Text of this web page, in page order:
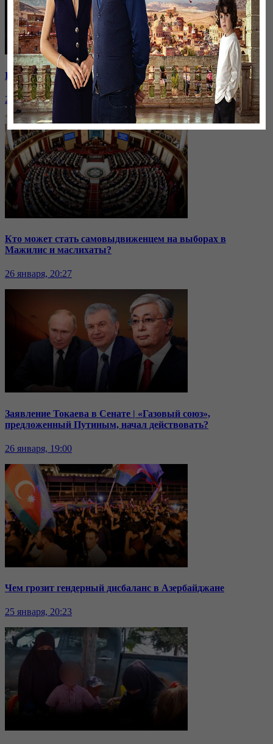
Премия «Оскар»: кто заберет награду?
26 января, 20:27
Кто может стать самовыдвиженцем на выборах в
Мажилис и маслихаты?
26 января, 20:27
Заявление Токаева в Сенате | «Газовый союз»,
предложенный Путиным, начал действовать?
26 января, 19:00
Чем грозит гендерный дисбаланс в Азербайджане
25 января, 20:23